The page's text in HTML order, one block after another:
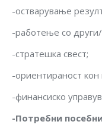
-остварување
-работење со
-стратешка свест;
-ориентираност кон
-финансиско
-Потребни